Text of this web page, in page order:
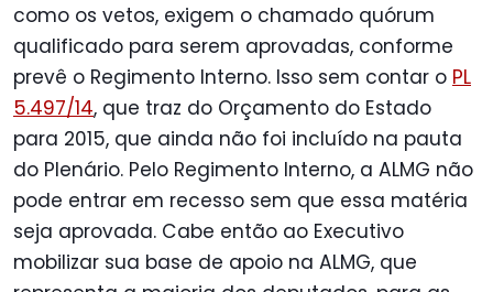
como os vetos, exigem o chamado quórum
qualificado para serem aprovadas, conforme
prevê o Regimento Interno. Isso sem contar o PL
5.497/14, que traz do Orçamento do Estado
para 2015, que ainda não foi incluído na pauta
do Plenário. Pelo Regimento Interno, a ALMG não
pode entrar em recesso sem que essa matéria
seja aprovada. Cabe então ao Executivo
mobilizar sua base de apoio na ALMG, que